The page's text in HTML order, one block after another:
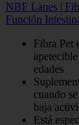
NBF Lanes |
Función
Fibra Pet
edades
cuando
baja
Está